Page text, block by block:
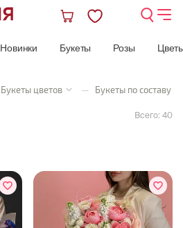
Новинки Букеты Розы
Букеты цветов — Букеты по составу
Всего: 40